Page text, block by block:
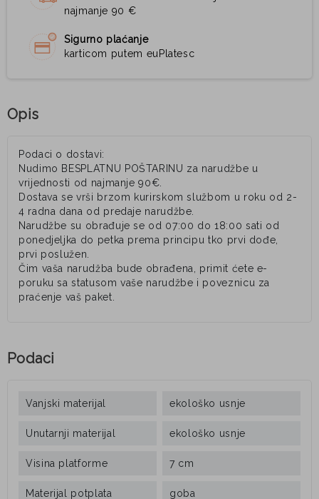
najmanje 90 €
Sigurno plaćanje
karticom putem euPlatesc
Opis
Podaci o dostavi:
Nudimo BESPLATNU POŠTARINU za narudžbe u
vrijednosti od najmanje 90€.
Dostava se vrši brzom kurirskom službom u roku od 2-
4 radna dana od predaje narudžbe.
Narudžbe su obrađuje se od 07:00 do 18:00 sati od
ponedjeljka do petka prema principu tko prvi dođe,
prvi poslužen.
Čim vaša narudžba bude obrađena, primit ćete e-
poruku sa statusom vaše narudžbe i poveznicu za
praćenje vaš paket.
Podaci
Vanjski materijal ekološko usnje
Unutarnji materijal ekološko usnje
Visina platforme 7 cm
Materijal potplata goba